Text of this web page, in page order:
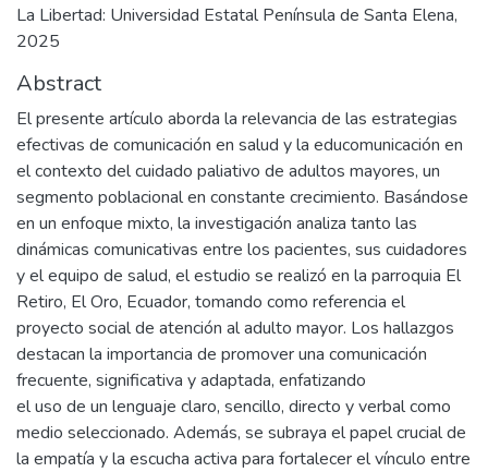
La Libertad: Universidad Estatal Península de Santa Elena,
2025
Abstract
El presente artículo aborda la relevancia de las estrategias
efectivas de comunicación en salud y la educomunicación en
el contexto del cuidado paliativo de adultos mayores, un
segmento poblacional en constante crecimiento. Basándose
en un enfoque mixto, la investigación analiza tanto las
dinámicas comunicativas entre los pacientes, sus cuidadores
y el equipo de salud, el estudio se realizó en la parroquia El
Retiro, El Oro, Ecuador, tomando como referencia el
proyecto social de atención al adulto mayor. Los hallazgos
destacan la importancia de promover una comunicación
frecuente, significativa y adaptada, enfatizando
el uso de un lenguaje claro, sencillo, directo y verbal como
medio seleccionado. Además, se subraya el papel crucial de
la empatía y la escucha activa para fortalecer el vínculo entre